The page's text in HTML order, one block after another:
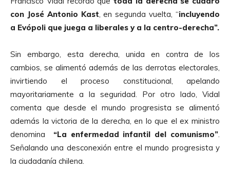
p
r
o
u
c
t
o
r
d
e
A
u
con José Antonio Kast , en segunda vuelta, “incluyendo
a Evópoli que juega a liberales y a la centro-derecha”.
Sin embargo, esta derecha, unida en contra de los
cambios, se alimentó además de las derrotas electorales,
invirtiendo el proceso constitucional, apelando
mayoritariamente a la seguridad. Por otro lado, Vidal
comenta que desde el mundo progresista se alimentó
además la victoria de la derecha, en lo que el ex ministro
denomina
“La enfermedad infantil del comunismo”
Señalando una desconexión entre el mundo progresista y
la ciudadanía chilena.